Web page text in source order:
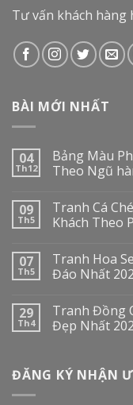
Tư vấn khách hàng
BÀI MỚI NHẤT
04
Th12
Bảng Màu
Theo Ngũ
09
Th5
Tranh Cá
Khách Theo
07
Th5
Tranh Hoa
Đáo Nhất
29
Th4
Tranh Đồng
Đẹp Nhất
ĐĂNG KÝ NHẬN